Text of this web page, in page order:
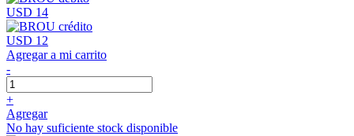
USD 14
USD 12
Agregar a mi carrito
-
+
Agregar
No hay suficiente stock disponible